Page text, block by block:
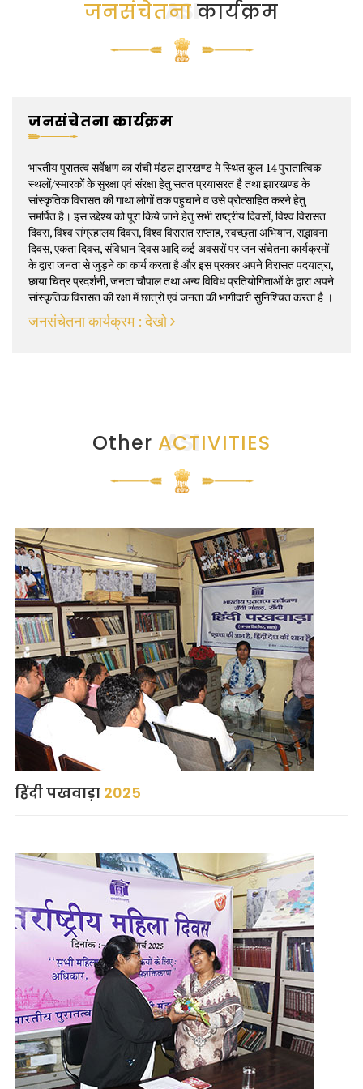
ASI
जनसंचेतना कार्यक्रम
जनसंचेतना कार्यक्रम
भारतीय पुरातत्व सर्वेक्षण का रांची मंडल झारखण्ड मे स्थित कुल 14 पुरातात्विक
स्थलों/स्मारकों के सुरक्षा एवं संरक्षा हेतु सतत प्रयासरत है तथा झारखण्ड के
सांस्कृतिक विरासत की गाथा लोगों तक पहुचाने व उसे प्रोत्साहित करने हेतु
समर्पित है। इस उद्देश्य को पूरा किये जाने हेतु सभी राष्ट्रीय दिवसों, विश्व विरासत
दिवस, विश्व संग्रहालय दिवस, विश्व विरासत सप्ताह, स्वच्छ्ता अभियान, सद्भावना
दिवस, एकता दिवस, संविधान दिवस आदि कई अवसरों पर जन संचेतना कार्यक्रमों
के द्वारा जनता से जुड़ने का कार्य करता है और इस प्रकार अपने विरासत पदयात्रा,
छाया चित्र प्रदर्शनी, जनता चौपाल तथा अन्य विविध प्रतियोगिताओं के द्वारा अपने
सांस्कृतिक विरासत की रक्षा में छात्रों एवं जनता की भागीदारी सुनिश्चित करता है ।
जनसंचेतना कार्यक्रम : देखो
ASI
Other ACTIVITIES
हिंदी पखवाड़ा 2025